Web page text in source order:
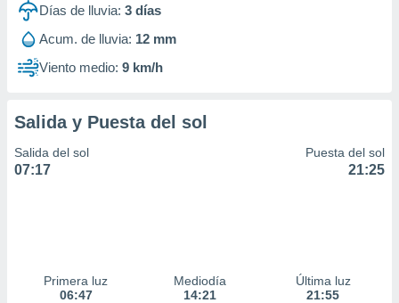
Días de lluvia: 3 días
Acum. de lluvia: 12 mm
Viento medio: 9 km/h
Salida y Puesta del sol
Salida del sol
07:17
Puesta del sol
21:25
Primera luz
06:47
Mediodía
14:21
Última luz
21:55